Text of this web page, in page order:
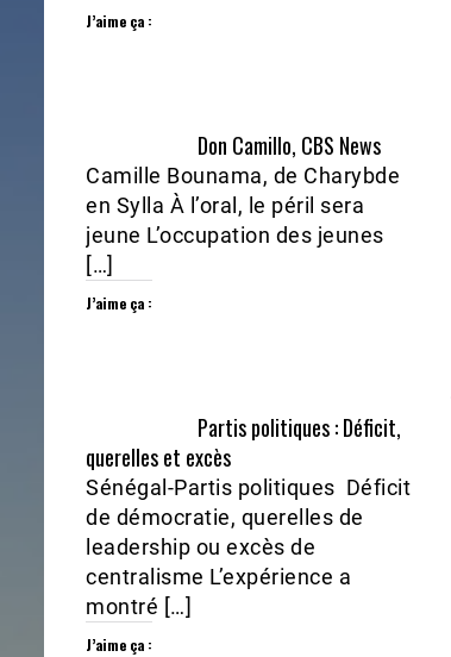
J’aime ça :
Don Camillo, CBS News
Camille Bounama, de Charybde
en Sylla À l’oral, le péril sera
jeune L’occupation des jeunes
[…]
J’aime ça :
Partis politiques : Déficit,
querelles et excès
Sénégal-Partis politiques Déficit
de démocratie, querelles de
leadership ou excès de
centralisme L’expérience a
montré […]
J’aime ça :